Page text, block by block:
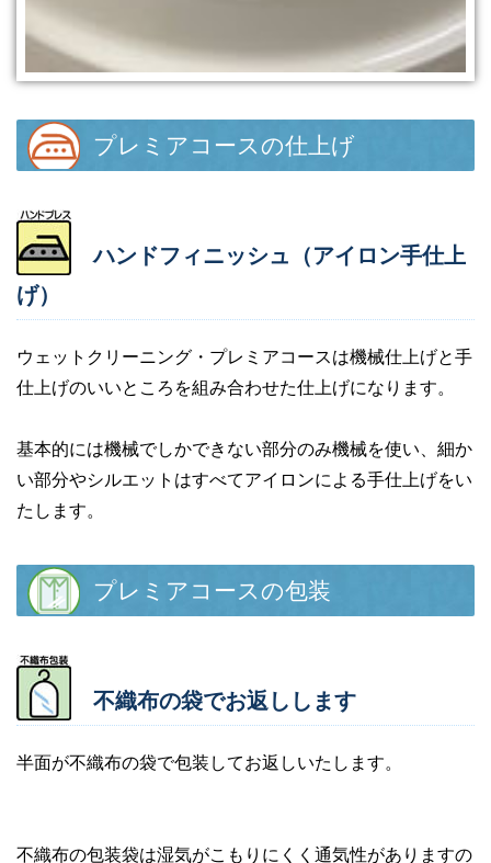
プレミアコースの仕上げ
ハンドフィニッシュ（アイロン手仕上
げ）
ウェットクリーニング・プレミアコースは機械仕上げと手
仕上げのいいところを組み合わせた仕上げになります。
基本的には機械でしかできない部分のみ機械を使い、細か
い部分やシルエットはすべてアイロンによる手仕上げをい
たします。
プレミアコースの包装
不織布の袋でお返しします
半面が不織布の袋で包装してお返しいたします。
不織布の包装袋は湿気がこもりにくく通気性がありますの